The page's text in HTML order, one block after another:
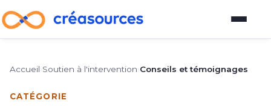
Plateforme d'outils
Accueil Soutien à l'intervention Conseils et témoignages
CATÉGORIE